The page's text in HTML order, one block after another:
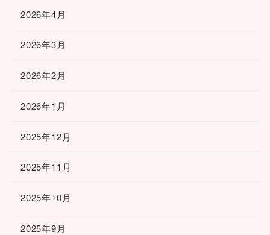
2026年4月
2026年3月
2026年2月
2026年1月
2025年12月
2025年11月
2025年10月
2025年9月